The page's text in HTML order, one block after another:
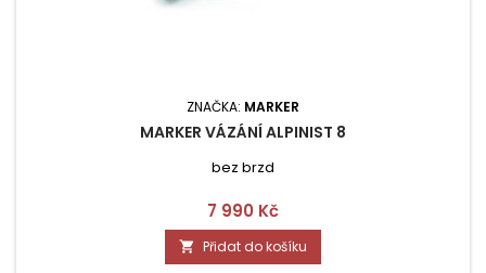
ZNAČKA: MARKER
MARKER VÁZÁNÍ ALPINIST 8
bez brzd
Cena
7 990 Kč
 Přidat do košíku